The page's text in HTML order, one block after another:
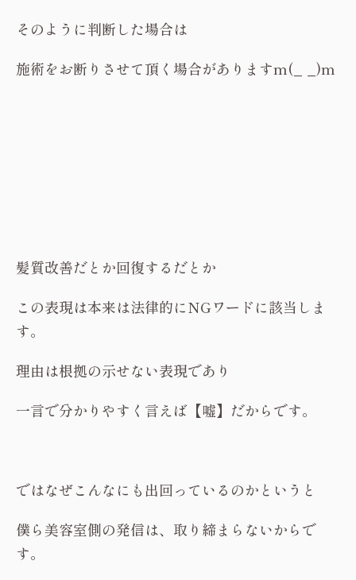
そのように判断した場合は
施術をお断りさせて頂く場合がありますm(_ _)m
髪質改善だとか回復するだとか
この表現は本来は法律的にNGワードに該当しま
す。
理由は根拠の示せない表現であり
一言で分かりやすく言えば【嘘】だからです。
ではなぜこんなにも出回っているのかというと
僕ら美容室側の発信は、取り締まらないからで
す。